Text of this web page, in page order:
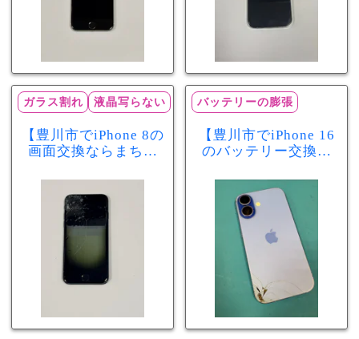
ガラス割れ 液晶写らない
【豊川市でiPhone 8の
画面交換ならまちス
れ・液晶不良も当日
60分で修理可能！
バッテリーの膨張
【豊川市でiPhone 16
のバッテリー交換な
少し膨張したバッテ
リーも当日90分で安
心修理！